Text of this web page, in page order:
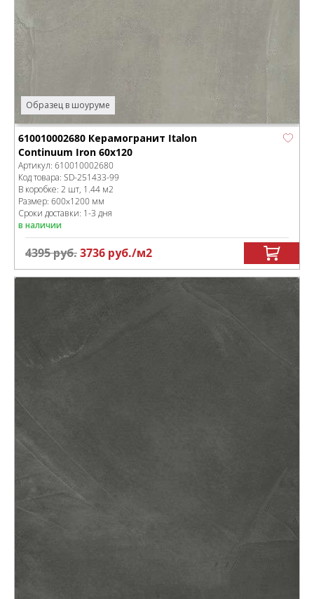
Образец в шоуруме
610010002680 Керамогранит Italon
Continuum Iron 60x120
Артикул: 610010002680
Код товара: SD-251433-99
В коробке: 2 шт, 1.44 м2
Размер: 600x1200 мм
Сроки доставки: 1-3 дня
в наличии
4395руб.3736 руб./м2